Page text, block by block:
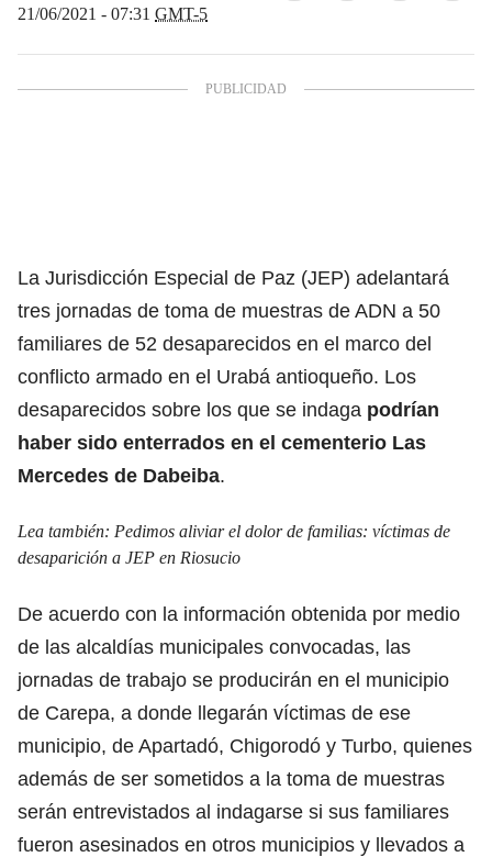
21/06/2021 - 07:31 GMT-5
La Jurisdicción Especial de Paz (JEP) adelantará
tres jornadas de toma de muestras de ADN a 50
familiares de 52 desaparecidos en el marco del
conflicto armado en el Urabá antioqueño. Los
desaparecidos sobre los que se indaga podrían
haber sido enterrados en el cementerio Las
Mercedes de Dabeiba.
Lea también: Pedimos aliviar el dolor de familias: víctimas de
desaparición a JEP en Riosucio
De acuerdo con la información obtenida por medio
de las alcaldías municipales convocadas, las
jornadas de trabajo se producirán en el municipio
de Carepa, a donde llegarán víctimas de ese
municipio, de Apartadó, Chigorodó y Turbo, quienes
además de ser sometidos a la toma de muestras
serán entrevistados al indagarse si sus familiares
fueron asesinados en otros municipios y llevados a